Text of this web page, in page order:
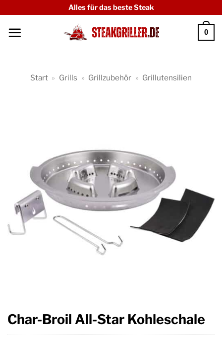
springen
Alles für das beste Steak
0
Start » Grills » Grillzubehör » Grillutensilien
Char-Broil All-Star Kohleschale